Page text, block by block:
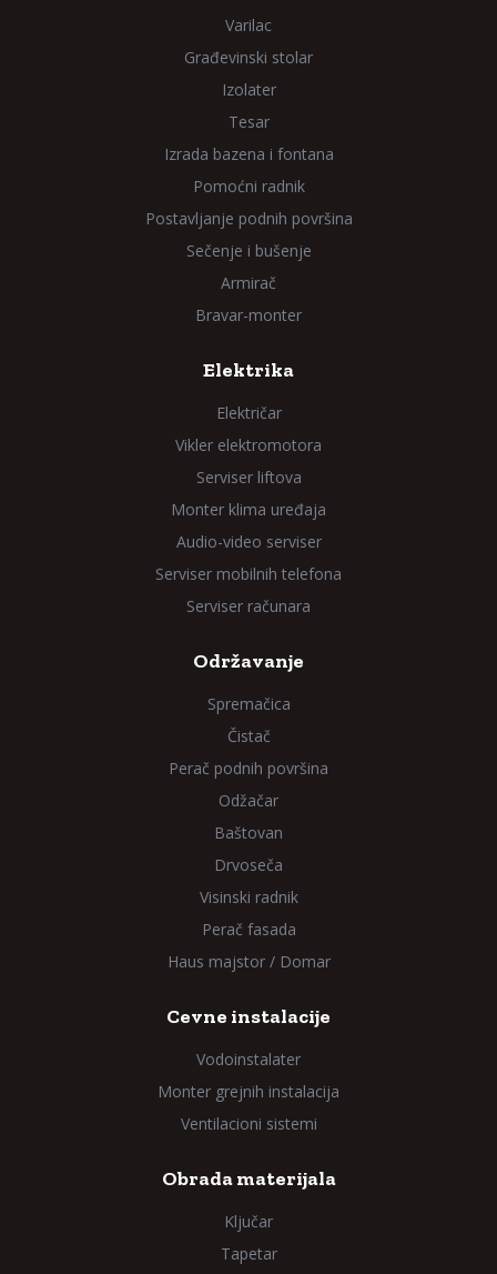
Varilac
Građevinski stolar
Izolater
Tesar
Izrada bazena i fontana
Pomoćni radnik
Postavljanje podnih površina
Sečenje i bušenje
Armirač
Bravar-monter
Elektrika
Električar
Vikler elektromotora
Serviser liftova
Monter klima uređaja
Audio-video serviser
Serviser mobilnih telefona
Serviser računara
Održavanje
Spremačica
Čistač
Perač podnih površina
Odžačar
Baštovan
Drvoseča
Visinski radnik
Perač fasada
Haus majstor / Domar
Cevne instalacije
Vodoinstalater
Monter grejnih instalacija
Ventilacioni sistemi
Obrada materijala
Ključar
Tapetar